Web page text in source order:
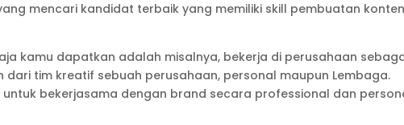
mencari kandidat terbaik yang memiliki skill pembuatan konten
kamu dapatkan adalah misalnya, bekerja di perusahaan
tim kreatif sebuah perusahaan, personal maupun Lembaga.
bekerjasama dengan brand secara professional dan